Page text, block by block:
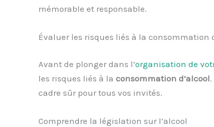
mémorable et responsable.
Évaluer les risques liés à la consommation
Avant de plonger dans l’organisation de
les risques liés à la consommation d’alcool
cadre sûr pour tous vos invités.
Comprendre la législation sur l’alcool